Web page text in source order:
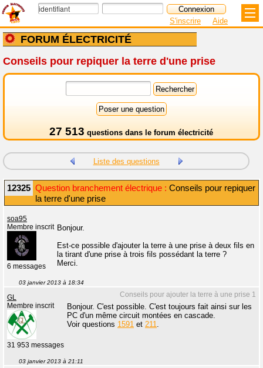
FORUM ÉLECTRICITÉ
S'inscrire Aide
Conseils pour repiquer la terre d'une prise
27 513 questions dans le forum électricité
Liste des questions
12325 Question branchement électrique : Conseils pour repiquer
la terre d'une prise
soa95
Membre inscrit
6 messages
Bonjour.
Est-ce possible d'ajouter la terre à une prise à deux fils en
la tirant d'une prise à trois fils possédant la terre ?
Merci.
03 janvier 2013 à 18:34
Conseils pour ajouter la terre à une prise 1
GL
Membre inscrit
31 953 messages
Bonjour. C'est possible. C'est toujours fait ainsi sur les
PC d'un même circuit montées en cascade.
Voir questions 1591 et 211.
03 janvier 2013 à 21:11